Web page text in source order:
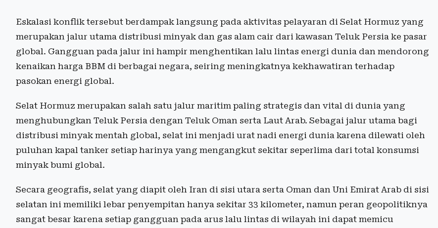
Eskalasi konflik tersebut berdampak langsung pada aktivitas pelayaran di Selat Hormuz yang
merupakan jalur utama distribusi minyak dan gas alam cair dari kawasan Teluk Persia ke pasar
global. Gangguan pada jalur ini hampir menghentikan lalu lintas energi dunia dan mendorong
kenaikan harga BBM di berbagai negara, seiring meningkatnya kekhawatiran terhadap
pasokan energi global.
Selat Hormuz merupakan salah satu jalur maritim paling strategis dan vital di dunia yang
menghubungkan Teluk Persia dengan Teluk Oman serta Laut Arab. Sebagai jalur utama bagi
distribusi minyak mentah global, selat ini menjadi urat nadi energi dunia karena dilewati oleh
puluhan kapal tanker setiap harinya yang mengangkut sekitar seperlima dari total konsumsi
minyak bumi global.
Secara geografis, selat yang diapit oleh Iran di sisi utara serta Oman dan Uni Emirat Arab di sisi
selatan ini memiliki lebar penyempitan hanya sekitar 33 kilometer, namun peran geopolitiknya
sangat besar karena setiap gangguan pada arus lalu lintas di wilayah ini dapat memicu